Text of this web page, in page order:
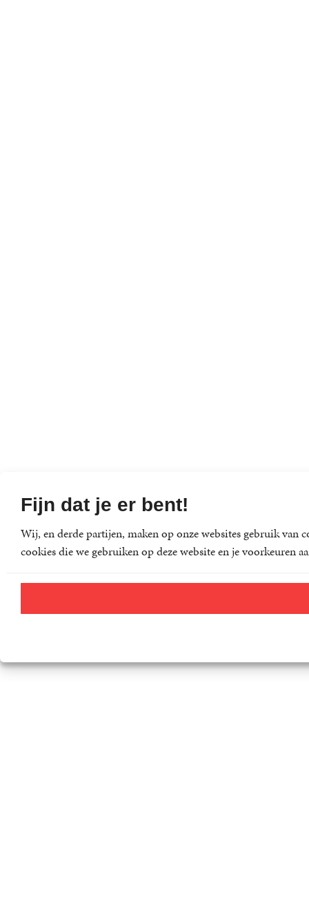
Fijn dat je er bent!
Wij, en derde partijen, maken op onze websites gebruik van
cookies die we gebruiken op deze website en je voorkeuren